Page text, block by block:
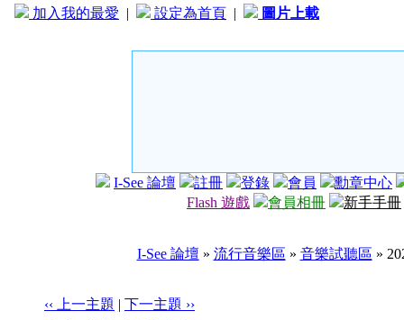
加入我的最愛 | 設定為首頁 | 圖片上載
I-See 論壇 註冊 登錄 會員
勳章中心
Flash 遊戲
會員相冊 新手手冊
I-See 論壇 » 流行音樂區 » 音樂試聽區 »
‹‹ 上一主題 | 下一主題 ››